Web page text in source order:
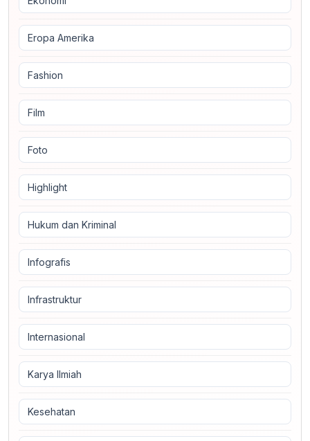
Eropa Amerika
Fashion
Film
Foto
Highlight
Hukum dan Kriminal
Infografis
Infrastruktur
Internasional
Karya Ilmiah
Kesehatan